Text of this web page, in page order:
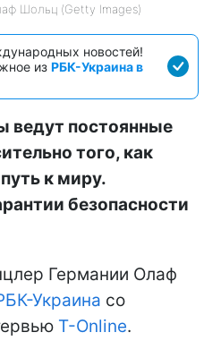
Шольц (Getty Images)
новостей!
из РБК-Украина в
ведут постоянные
того, как
к миру.
безопасности
Германии Олаф
Украина со
T-Online.